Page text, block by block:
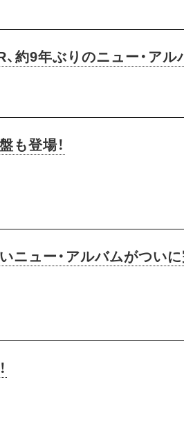
、約9年ぶりのニュー・
も登場！
ニュー・アルバムがついに